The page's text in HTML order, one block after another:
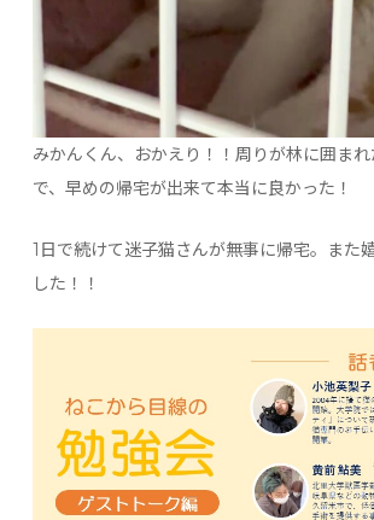
みかんくん、おかえり！！周りが林に囲ま
で、早めの帰宅が出来て本当に良かった！
1日で続けて迷子猫さんが無事に帰宅。また
した！！